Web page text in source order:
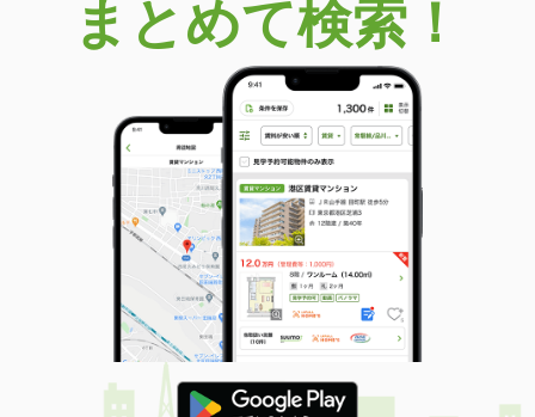
まとめて検索！